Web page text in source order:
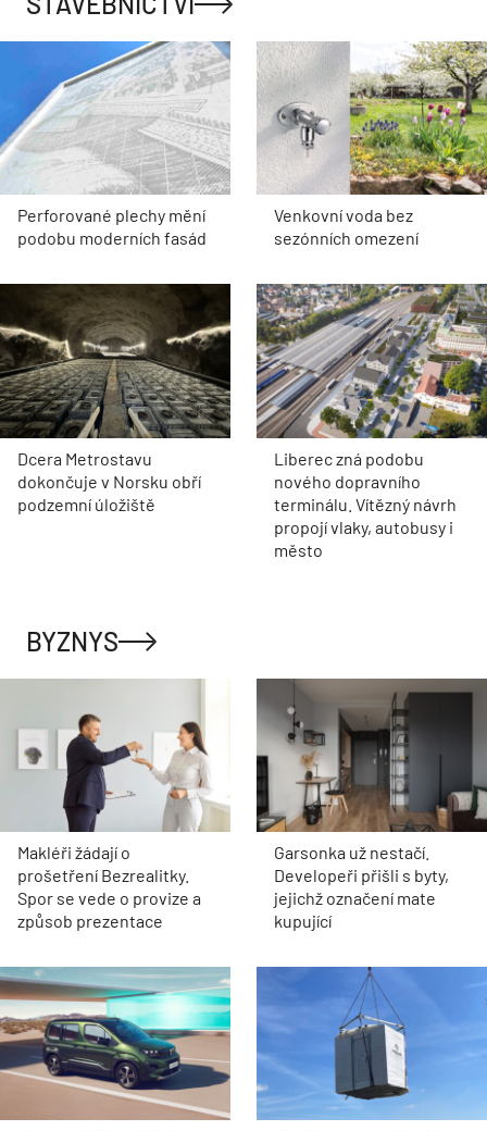
Perforované plechy mění
podobu moderních fasád
Venkovní voda bez
sezónních omezení
Dcera Metrostavu
dokončuje v Norsku obří
podzemní úložiště
Liberec zná podobu
nového dopravního
terminálu. Vítězný návrh
propojí vlaky, autobusy i
město
BYZNYS
Makléři žádají o
prošetření Bezrealitky.
Spor se vede o provize a
způsob prezentace
Garsonka už nestačí.
Developeři přišli s byty,
jejichž označení mate
kupující